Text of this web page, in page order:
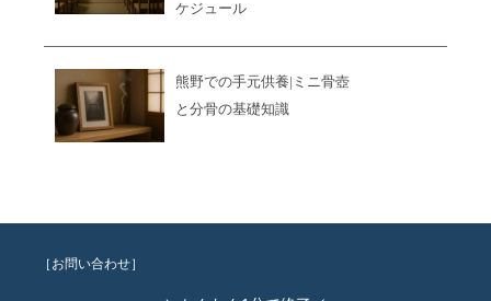
ケジュール
熊野での手元供養|ミニ骨壺
と分骨の基礎知識
［お問い合わせ］